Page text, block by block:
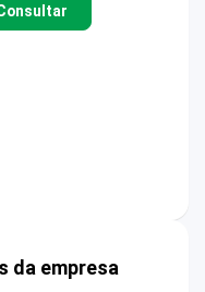
da empresa